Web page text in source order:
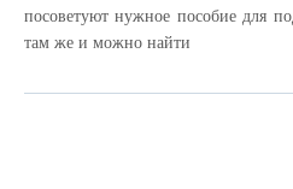
посоветуют нужное пособие для
там же и можно найти